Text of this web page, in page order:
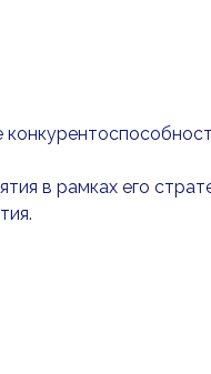
в рамках его